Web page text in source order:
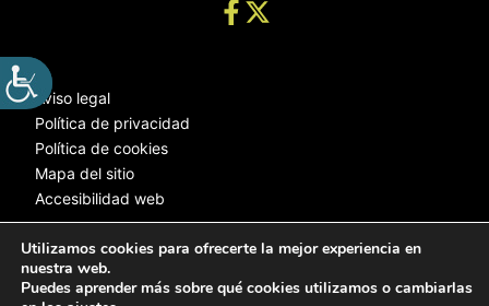
Aviso legal
Política de privacidad
Política de cookies
Mapa del sitio
Accesibilidad web
© 2025 Web desarrollada por el Servicio de Informática de Diputación
Utilizamos cookies para ofrecerte la mejor experiencia en
nuestra web.
Puedes aprender más sobre qué cookies utilizamos o cambiarlas